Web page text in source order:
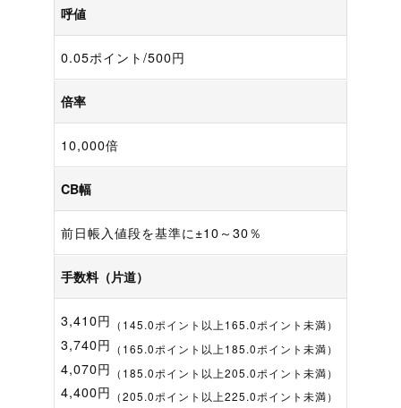
呼値
0.05ポイント/500円
倍率
10,000倍
CB幅
前日帳入値段を基準に±10～30％
手数料（片道）
3,410円 （145.0ポイント以上165.0ポイント未満）
3,740円 （165.0ポイント以上185.0ポイント未満）
4,070円 （185.0ポイント以上205.0ポイント未満）
4,400円 （205.0ポイント以上225.0ポイント未満）